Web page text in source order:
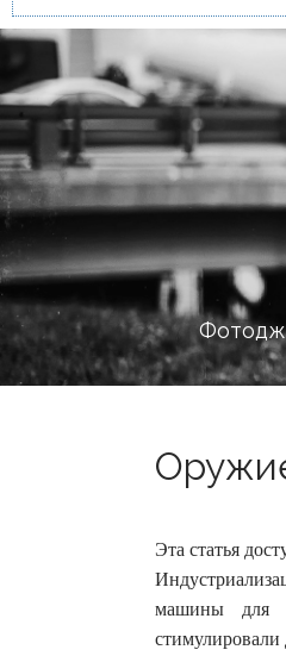
Эта статья
машины для
стимулировали